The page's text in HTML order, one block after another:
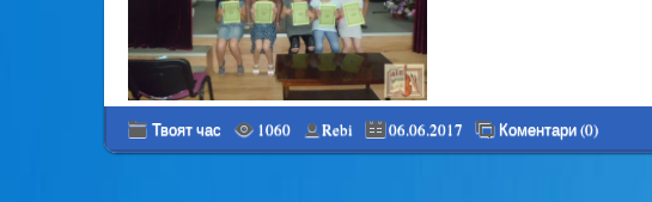
Твоят час 1060 Rebi 06.06.2017 Коментари (0)